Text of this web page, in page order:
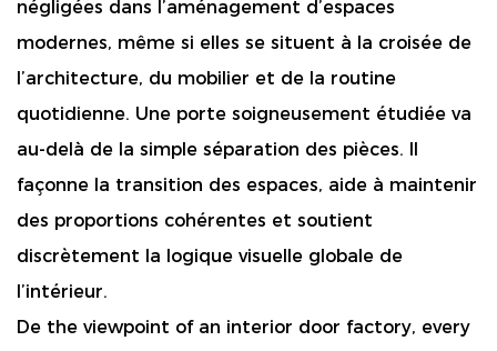
négligées dans l’aménagement d’espaces
modernes, même si elles se situent à la croisée de
l’architecture, du mobilier et de la routine
quotidienne. Une porte soigneusement étudiée va
au-delà de la simple séparation des pièces. Il
façonne la transition des espaces, aide à maintenir
des proportions cohérentes et soutient
discrètement la logique visuelle globale de
l’intérieur.
De the viewpoint of an interior door factory, every